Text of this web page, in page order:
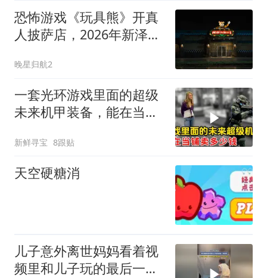
恐怖游戏《玩具熊》开真
人披萨店，2026年新泽西
晚星归航2
一套光环游戏里面的超级
未来机甲装备，能在当铺
新鲜寻宝 8跟贴
天空硬糖消
儿子意外离世妈妈看着视
频里和儿子玩的最后一场